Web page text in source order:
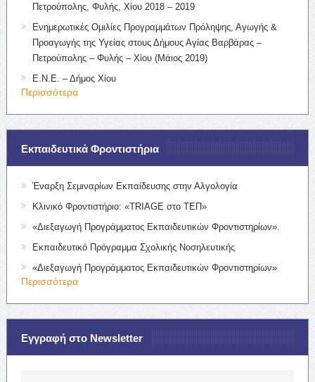
Πετρούπολης, Φυλής, Χίου 2018 – 2019
Ενημερωτικές Ομιλίες Προγραμμάτων Πρόληψης, Αγωγής &
Προαγωγής της Υγείας στους Δήμους Αγίας Βαρβάρας –
Πετρούπολης – Φυλής – Χίου (Μάιος 2019)
Ε.Ν.Ε. – Δήμος Χίου
Περισσότερα
Εκπαιδευτικά Φροντιστήρια
Έναρξη Σεμιναρίων Εκπαίδευσης στην Αλγολογία
Κλινικό Φροντιστήριο: «TRIAGE στο ΤΕΠ»
«Διεξαγωγή Προγράμματος Εκπαιδευτικών Φροντιστηρίων».
Εκπαιδευτικό Πρόγραμμα Σχολικής Νοσηλευτικής
«Διεξαγωγή Προγράμματος Εκπαιδευτικών Φροντιστηρίων»
Περισσότερα
Εγγραφή στο Newsletter